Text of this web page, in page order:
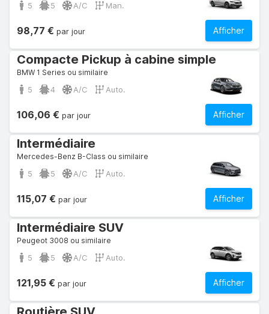
5 5 A/C Man.
Afficher
98,77 € par jour
Compacte Pickup à cabine simple
BMW 1 Series ou similaire
5 4 A/C Auto.
Afficher
106,06 € par jour
Intermédiaire
Mercedes-Benz B-Class ou similaire
5 5 A/C Auto.
Afficher
115,07 € par jour
Intermédiaire SUV
Peugeot 3008 ou similaire
5 5 A/C Auto.
Afficher
121,95 € par jour